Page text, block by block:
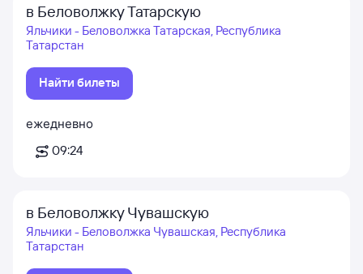
в Беловолжку Татарскую
Яльчики - Беловолжка Татарская, Республика
Татарстан
Найти билеты
ежедневно
09:24
в Беловолжку Чувашскую
Яльчики - Беловолжка Чувашская, Республика
Татарстан